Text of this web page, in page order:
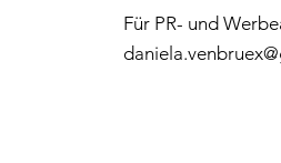
Für PR- und